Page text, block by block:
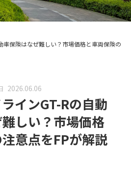
l
e
n
車保険はなぜ難しい？市場価格と車両保険の
2026.06.06
インGT-Rの自動
しい？市場価格
意点をFPが解説